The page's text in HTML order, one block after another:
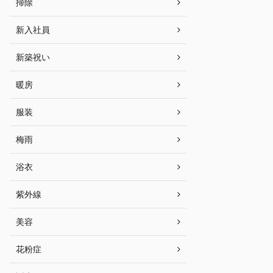
掃除
新入社員
新築祝い
暖房
服装
梅雨
浴衣
紫外線
美容
花粉症